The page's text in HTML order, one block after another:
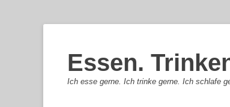
Essen.
Ich esse gerne. Ich trinke gerne. Ich schlafe